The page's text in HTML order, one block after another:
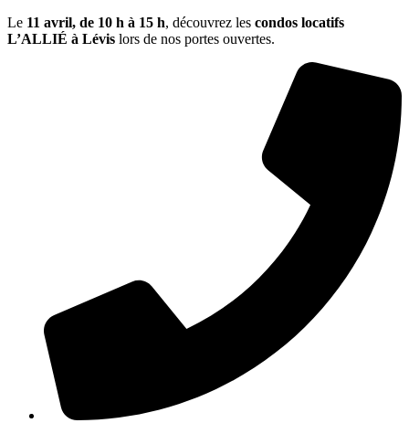
Le 11 avril, de 10 h à 15 h, découvrez les condos locatifs
L’ALLIÉ à Lévis lors de nos portes ouvertes.